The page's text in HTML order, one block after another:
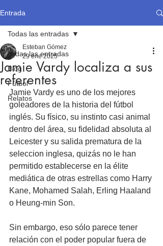
Entrada
Todas las entradas
Blog
Fútbol
Relatos
Todas las entradas
Jamie Vardy localiza a sus
referentes
Esteban Gómez
29 ene 2025
Jamie Vardy es uno de los mejores
goleadores de la historia del fútbol
inglés. Su físico, su instinto casi animal
dentro del área, su fidelidad absoluta al
Leicester y su salida prematura de la
seleccion inglesa, quizás no le han
permitido establecerse en la élite
mediática de otras estrellas como Harry
Kane, Mohamed Salah, Erling Haaland
o Heung-min Son.
Sin embargo, eso sólo parece tener
relación con el poder popular fuera de